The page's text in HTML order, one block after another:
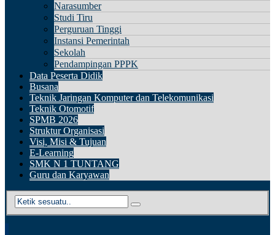
Narasumber
Studi Tiru
Perguruan Tinggi
Instansi Pemerintah
Sekolah
Pendampingan PPPK
Data Peserta Didik
Busana
Teknik Jaringan Komputer dan Telekomunikasi
Teknik Otomotif
SPMB 2026
Struktur Organisasi
Visi, Misi & Tujuan
E-Learning
SMK N 1 TUNTANG
Guru dan Karyawan